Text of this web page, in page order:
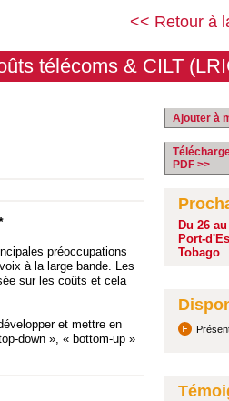
<< Retour à
télécoms & CILT
préoccupations
à la large bande. Les
sur les coûts et cela
et mettre en
down », « bottom-up »
Ajouter à
PDF >>
Du 26
Port-
Tobago